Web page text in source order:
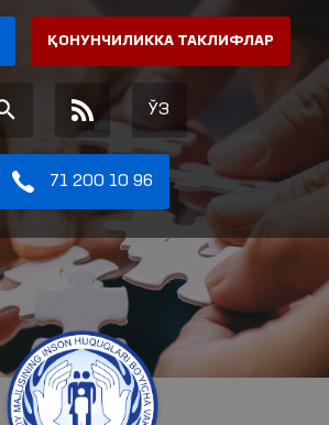
ҚОНУНЧИЛИККА ТАКЛИФЛАР
ЎЗ
71 200 10 96